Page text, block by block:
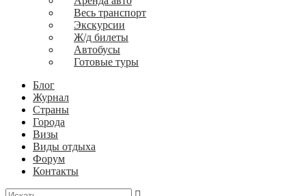
Весь транспорт
Экскурсии
Ж/д билеты
Автобусы
Готовые туры
Блог
Журнал
Страны
Города
Визы
Виды отдыха
Форум
Контакты